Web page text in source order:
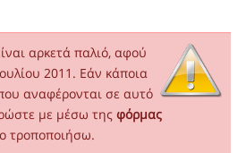
αρκετά παλιό, αφού
2011. Εάν κάποια
αναφέρονται σε αυτό
με μέσω της φόρμας
τροποποιήσω.